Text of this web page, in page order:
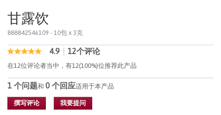
甘露饮
888842546109 - 10包 x 3克
4 out of 5 Customer Rating
4.9
out
of
5
stars,
rating
value.
4.9 12个评论
在12位评论者当中，有12(100%)位推荐此产品
1 个问题和 0 个回应适用于本产品
撰写评论 我要提问